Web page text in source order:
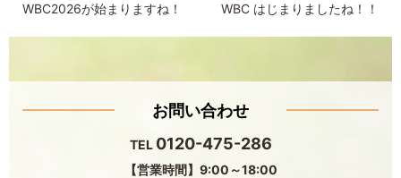
WBC2026が始まりますね！ WBC はじまりましたね！！
お問い合わせ
TEL 0120-475-286
【営業時間】9:00～18:00